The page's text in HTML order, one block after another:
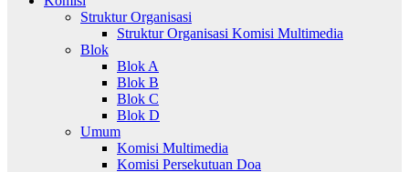
Struktur Organisasi
Struktur Organisasi Komisi Multimedia
Blok
Blok A
Blok B
Blok C
Blok D
Umum
Komisi Multimedia
Komisi Persekutuan Doa